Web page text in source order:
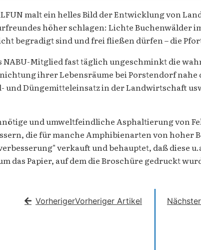
malt ein helles Bild der Entwicklung von
höher schlagen: Lichte
begradigt sind und frei fließen dürfen – die
Mitglied fast täglich ungeschminkt die
ihrer Lebensräume bei Porstendorf
Düngemitteleinsatz in der Landwirtschaft
und umweltfeindliche Asphaltierung von
die für manche Amphibienarten von hoher
verkauft und behauptet, daß diese
das Papier, auf dem die Broschüre gedruckt
VorherigerVorheriger Artikel